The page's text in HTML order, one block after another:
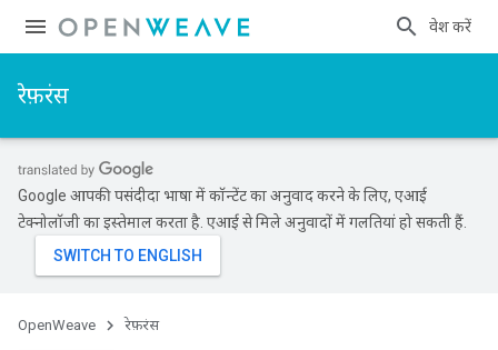
प्रवेश करें
रेफ़रंस
Google आपकी पसंदीदा भाषा में कॉन्टेंट का अनुवाद करने के लिए, एआई
टेक्नोलॉजी का इस्तेमाल करता है. एआई से मिले अनुवादों में गलतियां हो सकती हैं.
OpenWeave रेफ़रंस